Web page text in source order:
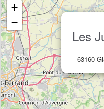
Les
63160
+
−